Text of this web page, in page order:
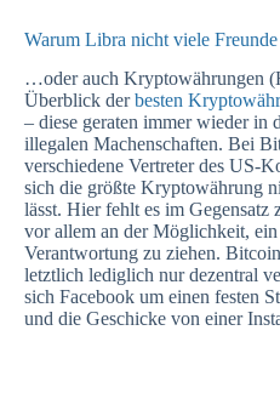
Warum Libra nicht viele
…oder auch Kryptowährungen
Überblick derbesten
– diese geraten immer wieder in
illegalen Machenschaften. Bei
verschiedene Vertreter des US-
sich die größte Kryptowährung
lässt. Hier fehlt es im Gegensatz
vor allem an der Möglichkeit,
Verantwortung zu ziehen.
letztlich lediglich nur dezentral
sich Facebook um einen festen
und die Geschicke von einer